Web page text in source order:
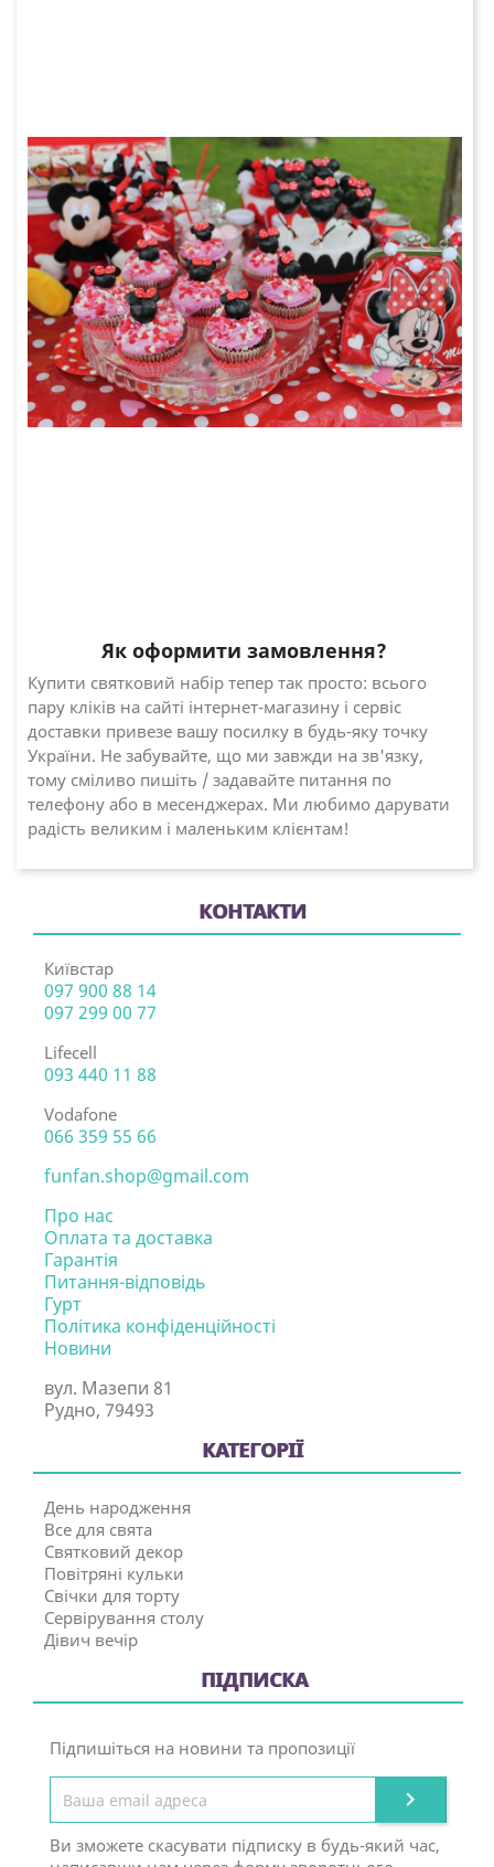
Як оформити замовлення?
Купити святковий набір тепер так просто: всього
пару кліків на сайті інтернет-магазину і сервіс
доставки привезе вашу посилку в будь-яку точку
України. Не забувайте, що ми завжди на зв'язку,
тому сміливо пишіть / задавайте питання по
телефону або в месенджерах. Ми любимо дарувати
радість великим і маленьким клієнтам!
КОНТАКТИ
Київстар
097 900 88 14
097 299 00 77
Lifecell
093 440 11 88
Vodafone
066 359 55 66
funfan.shop@gmail.com
Про нас
Оплата та доставка
Гарантія
Питання-відповідь
Гурт
Політика конфіденційності
Новини
вул. Мазепи 81
Рудно, 79493
КАТЕГОРІЇ
День народження
Все для свята
Святковий декор
Повітряні кульки
Свічки для торту
Сервірування столу
Дівич вечір
ПІДПИСКА
Підпишіться на новини та пропозиції

Ви зможете скасувати підписку в будь-який час,